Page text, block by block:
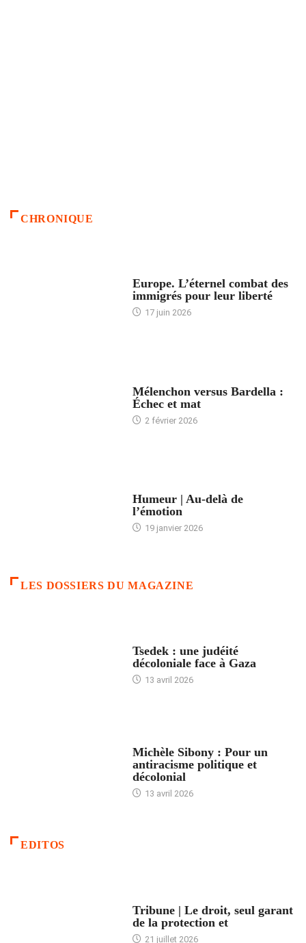
CHRONIQUE
Europe. L’éternel combat des
immigrés pour leur liberté
17 juin 2026
Mélenchon versus Bardella :
Échec et mat
2 février 2026
Humeur | Au-delà de
l’émotion
19 janvier 2026
LES DOSSIERS DU MAGAZINE
Tsedek : une judéité
décoloniale face à Gaza
13 avril 2026
Michèle Sibony : Pour un
antiracisme politique et
décolonial
13 avril 2026
EDITOS
Tribune | Le droit, seul garant
de la protection et
21 juillet 2026